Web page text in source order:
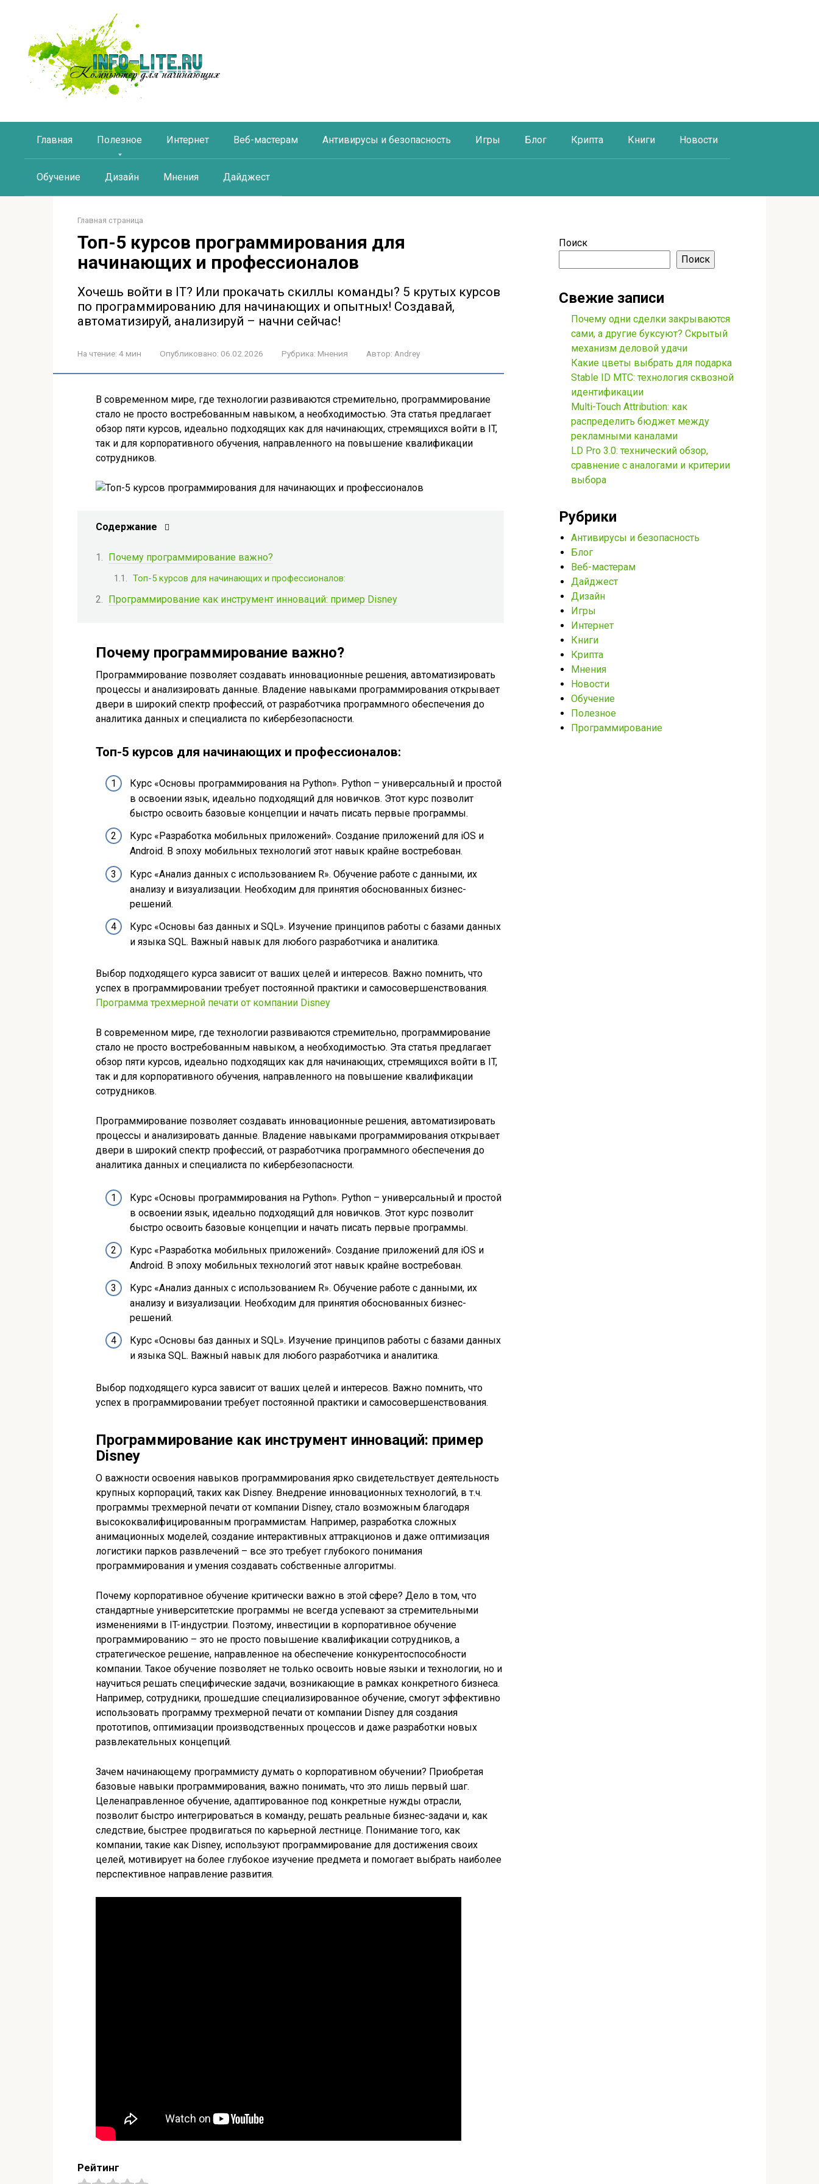
контенту
Главная Полезное Интернет Веб-мастерам Антивирусы и безопасность Игры Блог Крипта Книги Новости
Обучение Дизайн Мнения Дайджест
Главная страница
Топ-5 курсов программирования для
начинающих и профессионалов
Хочешь войти в IT? Или прокачать скиллы команды? 5 крутых курсов
по программированию для начинающих и опытных! Создавай,
автоматизируй, анализируй – начни сейчас!
На чтение: 4 мин Опубликовано: 06.02.2026 Рубрика: Мнения Автор: Andrey
В современном мире, где технологии развиваются стремительно, программирование
стало не просто востребованным навыком, а необходимостью. Эта статья предлагает
обзор пяти курсов, идеально подходящих как для начинающих, стремящихся войти в IT,
так и для корпоративного обучения, направленного на повышение квалификации
сотрудников.
Содержание
Почему программирование важно?
Топ-5 курсов для начинающих и профессионалов:
Программирование как инструмент инноваций: пример Disney
Почему программирование важно?
Программирование позволяет создавать инновационные решения, автоматизировать
процессы и анализировать данные. Владение навыками программирования открывает
двери в широкий спектр профессий, от разработчика программного обеспечения до
аналитика данных и специалиста по кибербезопасности.
Топ-5 курсов для начинающих и профессионалов:
Курс «Основы программирования на Python». Python – универсальный и простой
в освоении язык, идеально подходящий для новичков. Этот курс позволит
быстро освоить базовые концепции и начать писать первые программы.
Курс «Разработка мобильных приложений». Создание приложений для iOS и
Android. В эпоху мобильных технологий этот навык крайне востребован.
Курс «Анализ данных с использованием R». Обучение работе с данными, их
анализу и визуализации. Необходим для принятия обоснованных бизнес-
решений.
Курс «Основы баз данных и SQL». Изучение принципов работы с базами данных
и языка SQL. Важный навык для любого разработчика и аналитика.
Выбор подходящего курса зависит от ваших целей и интересов. Важно помнить, что
успех в программировании требует постоянной практики и самосовершенствования.
Программа трехмерной печати от компании Disney
В современном мире, где технологии развиваются стремительно, программирование
стало не просто востребованным навыком, а необходимостью. Эта статья предлагает
обзор пяти курсов, идеально подходящих как для начинающих, стремящихся войти в IT,
так и для корпоративного обучения, направленного на повышение квалификации
сотрудников.
Программирование позволяет создавать инновационные решения, автоматизировать
процессы и анализировать данные. Владение навыками программирования открывает
двери в широкий спектр профессий, от разработчика программного обеспечения до
аналитика данных и специалиста по кибербезопасности.
Курс «Основы программирования на Python». Python – универсальный и простой
в освоении язык, идеально подходящий для новичков. Этот курс позволит
быстро освоить базовые концепции и начать писать первые программы.
Курс «Разработка мобильных приложений». Создание приложений для iOS и
Android. В эпоху мобильных технологий этот навык крайне востребован.
Курс «Анализ данных с использованием R». Обучение работе с данными, их
анализу и визуализации. Необходим для принятия обоснованных бизнес-
решений.
Курс «Основы баз данных и SQL». Изучение принципов работы с базами данных
и языка SQL. Важный навык для любого разработчика и аналитика.
Выбор подходящего курса зависит от ваших целей и интересов. Важно помнить, что
успех в программировании требует постоянной практики и самосовершенствования.
Программирование как инструмент инноваций: пример
Disney
О важности освоения навыков программирования ярко свидетельствует деятельность
крупных корпораций, таких как Disney. Внедрение инновационных технологий, в т.ч.
программы трехмерной печати от компании Disney, стало возможным благодаря
высококвалифицированным программистам. Например, разработка сложных
анимационных моделей, создание интерактивных аттракционов и даже оптимизация
логистики парков развлечений – все это требует глубокого понимания
программирования и умения создавать собственные алгоритмы.
Почему корпоративное обучение критически важно в этой сфере? Дело в том, что
стандартные университетские программы не всегда успевают за стремительными
изменениями в IT-индустрии. Поэтому, инвестиции в корпоративное обучение
программированию – это не просто повышение квалификации сотрудников, а
стратегическое решение, направленное на обеспечение конкурентоспособности
компании. Такое обучение позволяет не только освоить новые языки и технологии, но и
научиться решать специфические задачи, возникающие в рамках конкретного бизнеса.
Например, сотрудники, прошедшие специализированное обучение, смогут эффективно
использовать программу трехмерной печати от компании Disney для создания
прототипов, оптимизации производственных процессов и даже разработки новых
развлекательных концепций.
Зачем начинающему программисту думать о корпоративном обучении? Приобретая
базовые навыки программирования, важно понимать, что это лишь первый шаг.
Целенаправленное обучение, адаптированное под конкретные нужды отрасли,
позволит быстро интегрироваться в команду, решать реальные бизнес-задачи и, как
следствие, быстрее продвигаться по карьерной лестнице. Понимание того, как
компании, такие как Disney, используют программирование для достижения своих
целей, мотивирует на более глубокое изучение предмета и помогает выбрать наиболее
перспективное направление развития.
Рейтинг
Поиск
Поиск
Свежие записи
Почему одни сделки закрываются
сами, а другие буксуют? Скрытый
механизм деловой удачи
Какие цветы выбрать для подарка
Stable ID МТС: технология сквозной
идентификации
Multi-Touch Attribution: как
распределить бюджет между
рекламными каналами
LD Pro 3.0: технический обзор,
сравнение с аналогами и критерии
выбора
Рубрики
Антивирусы и безопасность
Блог
Веб-мастерам
Дайджест
Дизайн
Игры
Интернет
Книги
Крипта
Мнения
Новости
Обучение
Полезное
Программирование